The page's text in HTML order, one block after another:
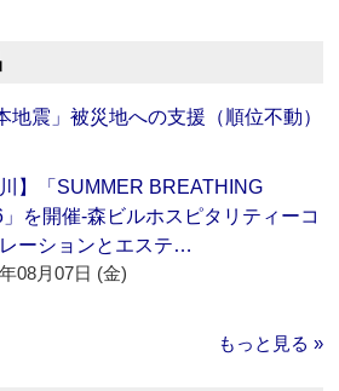
地震」被災地への支援（順位不動）
川】「SUMMER BREATHING
を開催‐森ビルホスピタリティーコ
ーションとエステ…
08月07日 (金)
もっと見る »